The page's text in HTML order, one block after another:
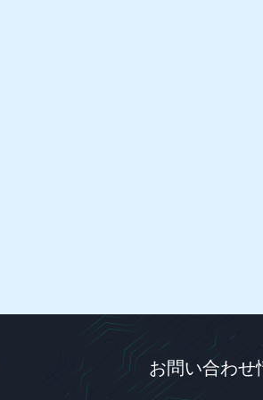
お問い合わせ